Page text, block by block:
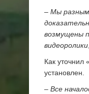
– Мы
возмущены
видеоролики
Как уточнил
установлен.
– Все